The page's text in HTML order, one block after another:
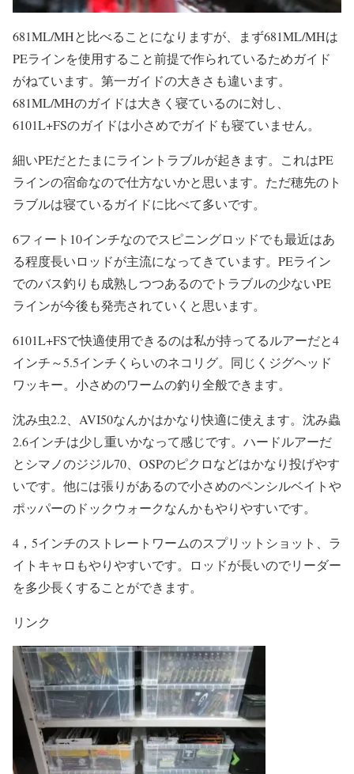
681ML/MHと比べることになりますが、まず681ML/MHは
PEラインを使用すること前提で作られているためガイド
がねています。第一ガイドの大きさも違います。
681ML/MHのガイドは大きく寝ているのに対し、
6101L+FSのガイドは小さめでガイドも寝ていません。
細いPEだとたまにライントラブルが起きます。これはPE
ラインの宿命なので仕方ないかと思います。ただ穂先のト
ラブルは寝ているガイドに比べて多いです。
6フィート10インチなのでスピニングロッドでも最近はあ
る程度長いロッドが主流になってきています。PEライン
でのバス釣りも成熟しつつあるのでトラブルの少ないPE
ラインが今後も発売されていくと思います。
6101L+FSで快適使用できるのは私が持ってるルアーだと4
インチ～5.5インチくらいのネコリグ。同じくジグヘッド
ワッキー。小さめのワームの釣り全般できます。
沈み虫2.2、AVI50なんかはかなり快適に使えます。沈み蟲
2.6インチは少し重いかなって感じです。ハードルアーだ
とシマノのジジル70、OSPのピクロなどはかなり投げやす
いです。他には張りがあるので小さめのペンシルベイトや
ポッパーのドックウォークなんかもやりやすいです。
4，5インチのストレートワームのスプリットショット、ラ
イトキャロもやりやすいです。ロッドが長いのでリーダー
を多少長くすることができます。
リンク